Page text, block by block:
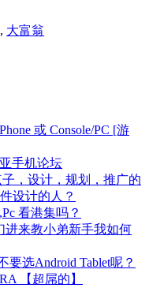
, 大富翁
或 Console/PC [游
手机论坛
子，设计，规划，推广的
设计的人？
看港集吗？
进来教小弟新手我如何
要选Android Tablet呢？
【超屌的】